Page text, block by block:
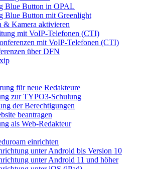
Blue Button in OPAL
Blue Button mit Greenlight
& Kamera aktivieren
mit VoIP-Telefonen (CTI)
mit VoIP-Telefonen (CTI)
über DFN
für neue Redakteure
zur TYPO3-Schulung
der Berechtigungen
beantragen
als Web-Redakteur
einrichten
unter Android bis Version 10
unter Android 11 und höher